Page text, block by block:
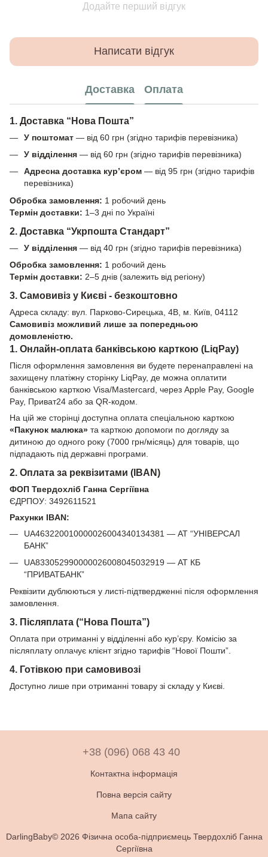
Додайте перший відгук
Написати відгук
Доставка Оплата
1. Доставка “Нова Пошта”
У поштомат — від 60 грн (згідно тарифів перевізника)
У відділення — від 60 грн (згідно тарифів перевізника)
Адресна доставка кур’єром — від 95 грн (згідно тарифів
перевізника)
Обробка замовлення: 1 робочий день
Термін доставки: 1–3 дні по Україні
2. Доставка “Укрпошта Стандарт”
У відділення — від 40 грн (згідно тарифів перевізника)
Обробка замовлення: 1 робочий день
Термін доставки: 2–5 днів (залежить від регіону)
3. Самовивіз у Києві - безкоштовно
Адреса складу: вул. Парково-Сирецька, 4В, м. Київ, 04112
Самовивіз можливий лише за попередньою
домовленістю.
1. Онлайн-оплата банківською карткою (LiqPay)
Після оформлення замовлення ви будете перенаправлені на
захищену платіжну сторінку LiqPay, де можна оплатити
банківською карткою Visa/Mastercard, через Apple Pay, Google
Pay, Приват24 або за QR-кодом.
На цій же сторінці доступна оплата спеціальною карткою
«Пакунок малюка» та карткою допомоги по догляду за
дитиною до одного року (7000 грн/місяць) для товарів, що
підпадають під державні програми.
2. Оплата за реквізитами (IBAN)
ФОП Твердохліб Ганна Сергіївна
ЄДРПОУ: 3492611521
Рахунки IBAN:
UA463220010000026004340134381 — АТ “УНІВЕРСАЛ
БАНК”
UA833052990000026008045032919 — АТ КБ
“ПРИВАТБАНК”
Реквізити дублюються у листі-підтвердженні після оформлення
замовлення.
3. Післяплата (“Нова Пошта”)
Оплата при отриманні у відділенні або кур’єру. Комісію за
післяплату оплачує клієнт згідно тарифів “Нової Пошти”.
4. Готівкою при самовивозі
Доступно лише при отриманні товару зі складу у Києві.
+38 (096) 068 43 40
Контактна інформація
Повна версія сайту
Мапа сайту
DarlingBaby© 2026 Фізична особа-підприємець Твердохліб Ганна
Сергіївна